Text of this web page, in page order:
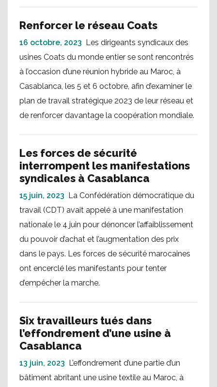
Renforcer le réseau Coats
16 octobre, 2023 Les dirigeants syndicaux des
usines Coats du monde entier se sont rencontrés
à l’occasion d’une réunion hybride au Maroc, à
Casablanca, les 5 et 6 octobre, afin d’examiner le
plan de travail stratégique 2023 de leur réseau et
de renforcer davantage la coopération mondiale.
Les forces de sécurité
interrompent les manifestations
syndicales à Casablanca
15 juin, 2023 La Confédération démocratique du
travail (CDT) avait appelé à une manifestation
nationale le 4 juin pour dénoncer l’affaiblissement
du pouvoir d’achat et l’augmentation des prix
dans le pays. Les forces de sécurité marocaines
ont encerclé les manifestants pour tenter
d’empêcher la marche.
Six travailleurs tués dans
l’effondrement d’une usine à
Casablanca
13 juin, 2023 L’effondrement d’une partie d’un
bâtiment abritant une usine textile au Maroc, à